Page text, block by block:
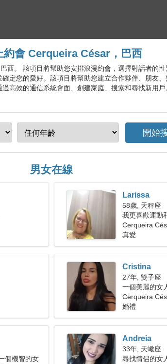
約會 Cerqueira César，巴西
西。 該項目將幫助您安排浪漫約會，選擇對話者的
定您的愛好。該項目將幫助您建立合作夥伴、朋友
高效的通信系統會面、創建家庭、搜索和尋找新用
男女在線
Larissa
58歲, 天秤座
我更喜歡運動
Cerqueira
真愛
Cristina
27年, 雙子座
一個美麗的女
Cerqueira
婚禮
個機智的女
Andreia
33年, 天蠍座
尋找情侶的女